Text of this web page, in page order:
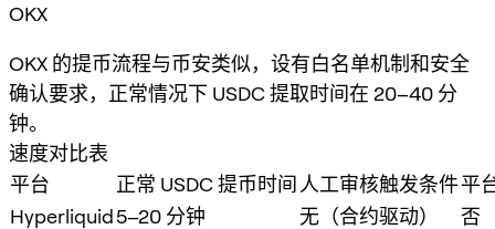
OKX
OKX 的提币流程与币安类似，设有白名单机制和安全
确认要求，正常情况下 USDC 提取时间在 20–40 分
钟。
速度对比表
平台
正常 USDC 提币时间 人工审核触发条件平
Hyperliquid5–20 分钟 无（合约驱动）
否